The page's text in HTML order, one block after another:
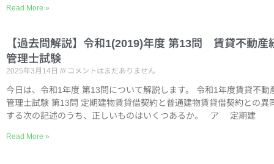
Read More »
【過去問解説】令和1(2019)年度 第13問 賃貸不動産
管理士試験
2025年3月14日 コメントはまだありません
今日は、令和1年度 第13問について解説します。 令和1年度賃貸不動
管理士試験 第13問 定期建物賃貸借契約と普通建物賃貸借契約との異
する次の記述のうち、正しいものはいくつあるか。 ア 定期建
Read More »